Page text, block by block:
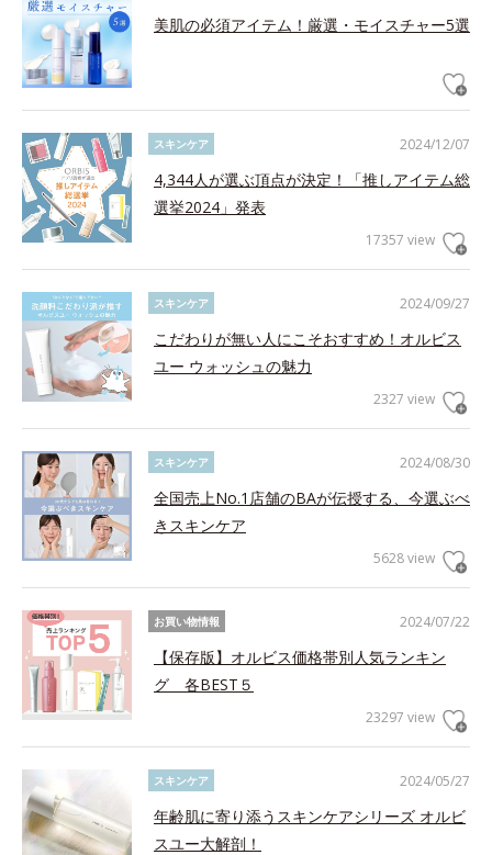
美肌の必須アイテム！厳選・モイスチャー5選
2024/12/07
スキンケア
4,344人が選ぶ頂点が決定！「推しアイテム総
選挙2024」発表
17357 view
2024/09/27
スキンケア
こだわりが無い人にこそおすすめ！オルビス
ユー ウォッシュの魅力
2327 view
2024/08/30
スキンケア
全国売上No.1店舗のBAが伝授する、今選ぶべ
きスキンケア
5628 view
2024/07/22
お買い物情報
【保存版】オルビス価格帯別人気ランキン
グ 各BEST５
23297 view
2024/05/27
スキンケア
年齢肌に寄り添うスキンケアシリーズ オルビ
スユー大解剖！